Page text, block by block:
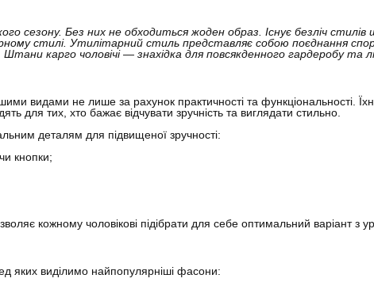
сезону. Без них не обходиться жоден образ. Існує безліч
стилі. Утилітарний стиль представляє собою поєднання
карго чоловічі — знахідка для повсякденного гардеробу
видами не лише за рахунок практичності та функціональності.
для тих, хто бажає відчувати зручність та виглядати стильно.
деталям для підвищеної зручності:
кнопки;
кожному чоловікові підібрати для себе оптимальний варіант з
яких виділимо найпопулярніші фасони: